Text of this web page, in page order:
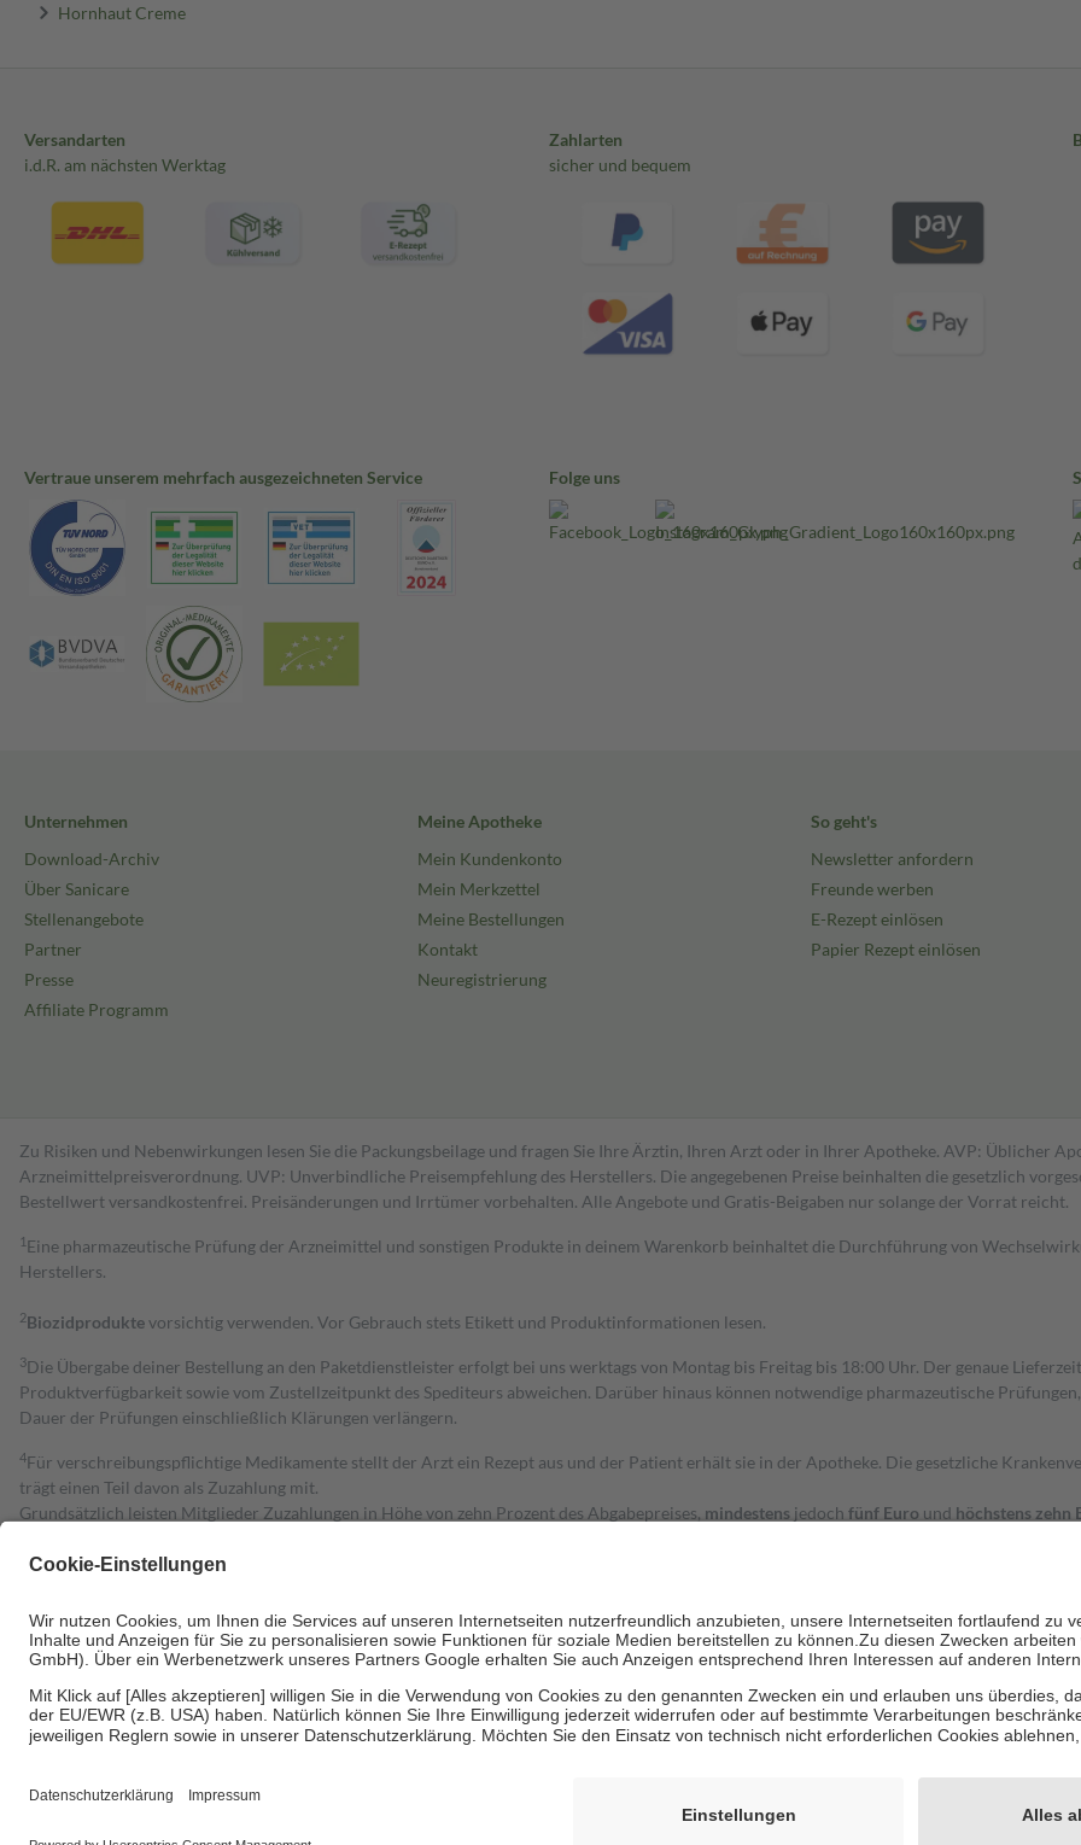
Hornhaut Creme
Versandarten
i.d.R. am nächsten Werktag
Zahlarten
sicher und bequem
Vertraue unserem mehrfach ausgezeichneten Service Folge uns
Unternehmen
Download-Archiv
Über Sanicare
Stellenangebote
Partner
Presse
Affiliate Programm
Meine Apotheke
Mein Kundenkonto
Mein Merkzettel
Meine Bestellungen
Kontakt
Neuregistrierung
So geht's
Newsletter anfordern
Freunde werben
E-Rezept einlösen
Papier Rezept einlösen
Zu Risiken und Nebenwirkungen lesen Sie die Packungsbeilage und fragen Sie Ihre Ärztin, Ihren Arzt oder in Ihrer Apotheke. AVP: Üblicher
Arzneimittelpreisverordnung. UVP: Unverbindliche Preisempfehlung des Herstellers. Die angegebenen Preise beinhalten die gesetzlich
Bestell­wert versand­kosten­frei. Preisänderungen und Irrtümer vorbehalten. Alle Angebote und Gratis-Beigaben nur solange der Vorrat reicht.
1 Eine pharmazeutische Prüfung der Arzneimittel und sonstigen Produkte in deinem Warenkorb beinhaltet die Durchführung von
Herstellers.
2Biozidproduktevorsichtig verwenden. Vor Gebrauch stets Etikett und Produktinformationen lesen.
3Die Übergabe deiner Bestellung an den Paketdienstleister erfolgt bei uns werktags von Montag bis Freitag bis 18:00 Uhr. Der genaue
Produktverfügbarkeit sowie vom Zustellzeitpunkt des Spediteurs abweichen. Darüber hinaus können notwendige pharmazeutische
Dauer der Prüfungen einschließlich Klärungen verlängern.
4Für verschreibungspflichtige Medikamente stellt der Arzt ein Rezept aus und der Patient erhält sie in der Apotheke. Die gesetzliche
trägt einen Teil davon als Zuzahlung mit.
Grundsätzlich leisten Mitglieder Zuzahlungen in Höhe von zehn Prozent des Abgabepreises, mindestens jedoch fünf Euro und höchstens zehn
Diese Regeln gelten grundsätzlich auch für Online-Apotheken.
Um das Engagement der Versicherten für ihre eigene Gesundheit zu stärken und die besondere Stellung der Familie zu unterstützen, fallen
• Kindern und Jugendlichen bis zum vollendeten 18. Lebensjahr mit Ausnahme der Fahrkosten
• Untersuchungen zur Vorsorge und Früherkennung, die von der GKV getragen werden
• empfohlenen Schutzimpfungen
• Harn- und Blutteststreifen
Informationen findest du hier: https://help.etrusted.com/hc/de/articles/4419944605341